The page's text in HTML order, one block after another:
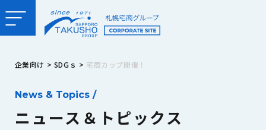
企業向け > SDGｓ > 宅商カップ開催！
News & Topics /
ニュース＆トピックス